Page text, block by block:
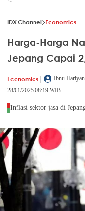
IDX Channel Economics
Harga-Harga
Jepang Capai
Economics |
Ibnu
28/01/2025 08:19 WIB
Inflasi sektor jasa di